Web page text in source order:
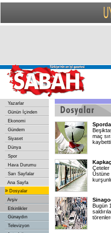
Yazarlar
Günün İçinden
Ekonomi
Gündem
Siyaset
Dünya
Spor
Hava Durumu
Sarı Sayfalar
Ana Sayfa
» Dosyalar
Arşiv
Etkinlikler
Günaydın
Televizyon
maç
Çeteler
Üstüne
Bugün